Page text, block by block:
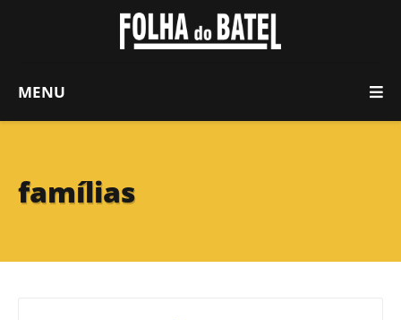
MENU
famílias